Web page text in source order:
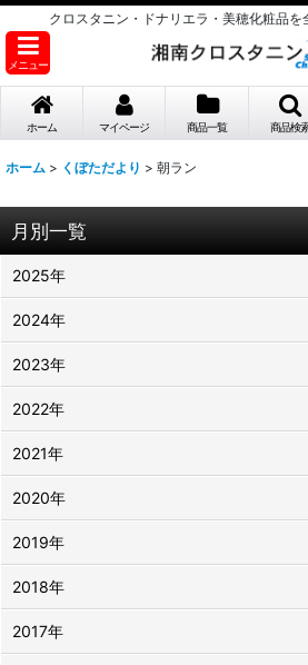
クロスタニン・ドナリエラ・美穂化粧品を
メニュー
ホーム マイページ 商品一覧 商品検
ホーム > くぼただより > 朝ラン
月別一覧
2025年
2024年
2023年
2022年
2021年
2020年
2019年
2018年
2017年